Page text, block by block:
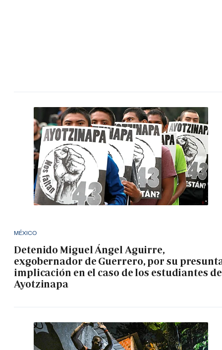
MÉXICO
Detenido Miguel Ángel Aguirre,
exgobernador de Guerrero, por su
implicación en el caso de los estudiantes de
Ayotzinapa